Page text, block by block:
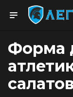
Форма